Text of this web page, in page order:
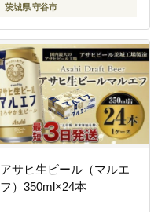
茨城県 守谷市
アサヒ生ビール（マルエ
フ）350ml×24本